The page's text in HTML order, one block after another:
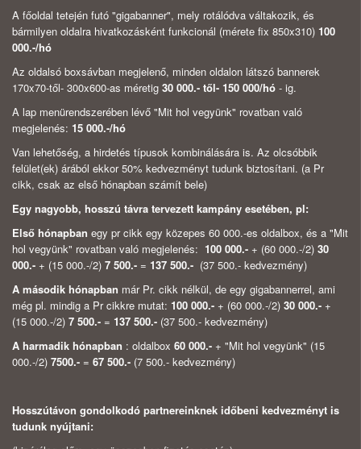
A főoldal tetején futó "gigabanner", mely rotálódva váltakozik, és
bármilyen oldalra hivatkozásként funkcionál (mérete fix 850x310) 100
000.-/hó
Az oldalsó boxsávban megjelenő, minden oldalon látszó bannerek
170x70-től- 300x600-as méretig 30 000.- től- 150 000/hó - ig.
A lap menürendszerében lévő "Mit hol vegyünk" rovatban való
megjelenés: 15 000.-/hó
Van lehetőség, a hirdetés típusok kombinálására is. Az olcsóbbik
felület(ek) árából ekkor 50% kedvezményt tudunk biztosítani. (a Pr
cikk, csak az első hónapban számít bele)
Egy nagyobb, hosszú távra tervezett kampány esetében, pl:
Első hónapban egy pr cikk egy közepes 60 000.-es oldalbox, és a "Mit
hol vegyünk" rovatban való megjelenés: 100 000.- + (60 000.-/2) 30
000.- + (15 000.-/2) 7 500.- = 137 500.- (37 500.- kedvezmény)
A második hónapban már Pr. cikk nélkül, de egy gigabannerrel, ami
még pl. mindig a Pr cikkre mutat: 100 000.- + (60 000.-/2) 30 000.- +
(15 000.-/2) 7 500.- = 137 500.- (37 500.- kedvezmény)
A harmadik hónapban : oldalbox 60 000.- + "Mit hol vegyünk" (15
000.-/2) 7500.- = 67 500.- (7 500.- kedvezmény)
Hosszútávon gondolkodó partnereinknek időbeni kedvezményt is
tudunk nyújtani: